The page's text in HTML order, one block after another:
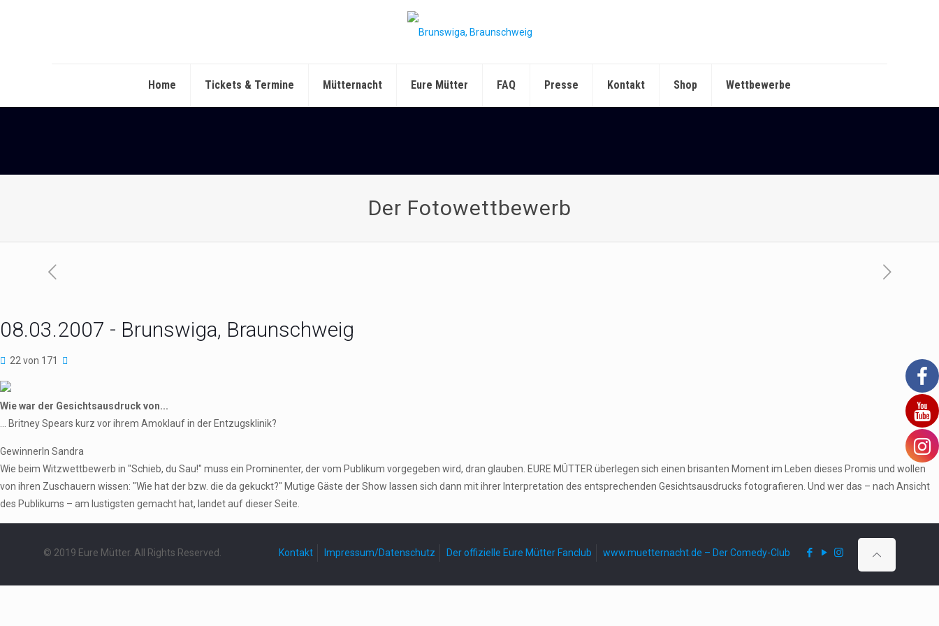
Home Tickets & Termine Mütternacht Eure Mütter FAQ Presse Kontakt Shop Wettbewerbe
Der Fotowettbewerb
08.03.2007 - Brunswiga, Braunschweig
22 von 171
Wie war der Gesichtsausdruck von...
... Britney Spears kurz vor ihrem Amoklauf in der Entzugsklinik?
GewinnerIn Sandra
Wie beim Witzwettbewerb in "Schieb, du Sau!" muss ein Prominenter, der vom Publikum vorgegeben wird, dran glauben. EURE MÜTTER überlegen sich einen brisanten Moment im Leben dieses Promis und wollen
von ihren Zuschauern wissen: "Wie hat der bzw. die da gekuckt?" Mutige Gäste der Show lassen sich dann mit ihrer Interpretation des entsprechenden Gesichtsausdrucks fotografieren. Und wer das – nach Ansicht
des Publikums – am lustigsten gemacht hat, landet auf dieser Seite.
© 2019 Eure Mütter. All Rights Reserved. Kontakt Impressum/Datenschutz Der offizielle Eure Mütter Fanclub www.muetternacht.de – Der Comedy-Club